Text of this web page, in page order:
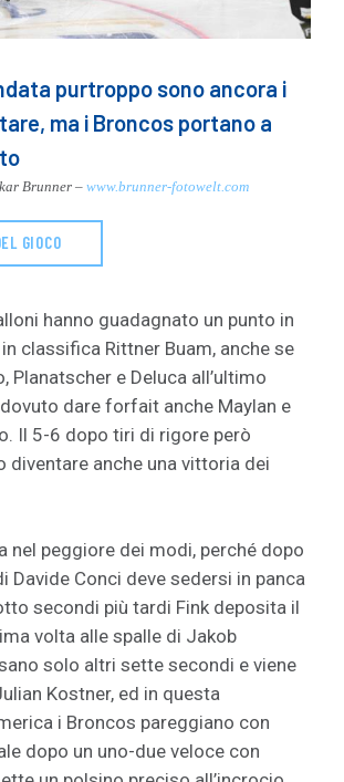
purtroppo sono ancora i
ma i Broncos portano a
Brunner – www.brunner-fotowelt.com
GIOCO
hanno guadagnato un punto in
classifica Rittner Buam, anche se
Planatscher e Deluca all’ultimo
dare forfait anche Maylan e
Il 5-6 dopo tiri di rigore però
diventare anche una vittoria dei
nel peggiore dei modi, perché dopo
Davide Conci deve sedersi in panca
secondi più tardi Fink deposita il
volta alle spalle di Jakob
solo altri sette secondi e viene
Kostner, ed in questa
i Broncos pareggiano con
dopo un uno-due veloce con